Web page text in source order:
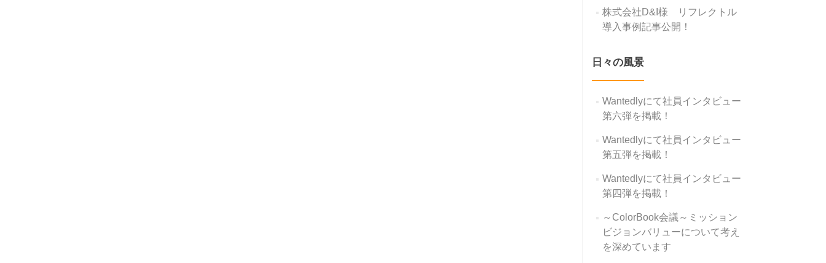
株式会社D&I様 リフレクトル
導入事例記事公開！
日々の風景
Wantedlyにて社員インタビュー
第六弾を掲載！
Wantedlyにて社員インタビュー
第五弾を掲載！
Wantedlyにて社員インタビュー
第四弾を掲載！
～ColorBook会議～ミッション
ビジョンバリューについて考え
を深めています